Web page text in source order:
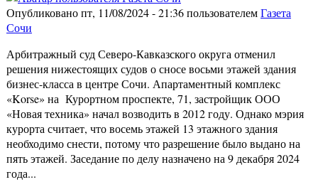
Опубликовано пт, 11/08/2024 - 21:36 пользователемГазета
Сочи
Арбитражный суд Северо-Кавказского округа отменил
решения нижестоящих судов о сносе восьми этажей здания
бизнес-класса в центре Сочи. Апартаментный комплекс
«Korse» на Курортном проспекте, 71, застройщик ООО
«Новая техника» начал возводить в 2012 году. Однако мэрия
курорта считает, что восемь этажей 13 этажного здания
необходимо снести, потому что разрешение было выдано на
пять этажей. Заседание по делу назначено на 9 декабря 2024
года...